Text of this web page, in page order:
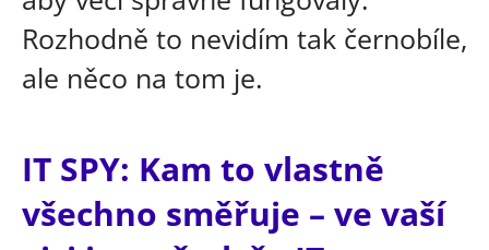
Rozhodně to nevidím tak černobíle,
ale něco na tom je.
IT SPY: Kam to vlastně
všechno směřuje – ve vaší